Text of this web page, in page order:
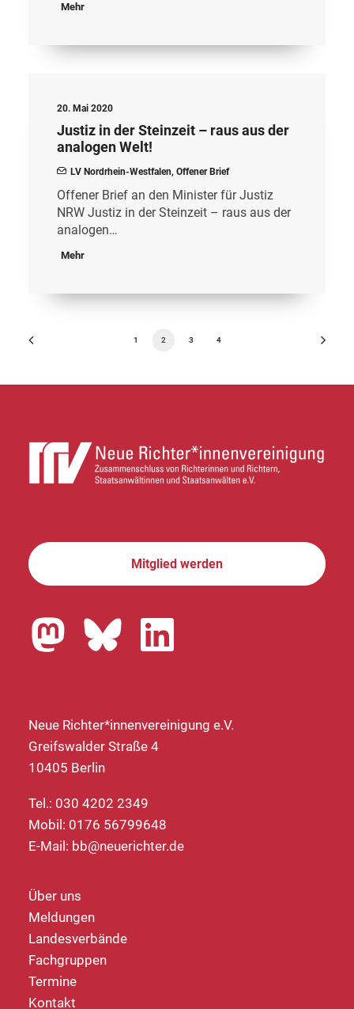
Mehr
20. Mai 2020
Justiz in der Steinzeit – raus aus der
analogen Welt!
LV Nordrhein-Westfalen, Offener Brief
Offener Brief an den Minister für Justiz
NRW Justiz in der Steinzeit – raus aus der
analogen…
Mehr
1 2 3 4
Mitglied werden
Neue Richter*innenvereinigung e.V.
Greifswalder Straße 4
10405 Berlin
Tel.: 030 4202 2349
Mobil: 0176 56799648
E-Mail: bb@neuerichter.de
Über uns
Meldungen
Landesverbände
Fachgruppen
Termine
Kontakt